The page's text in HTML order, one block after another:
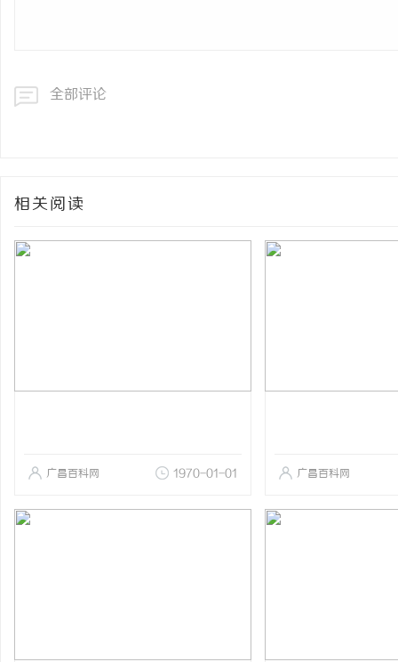
全部评论
相关阅读
广昌百科网 1970-01-01 广昌百科网